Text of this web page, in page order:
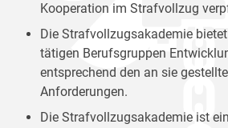
Kooperation im Strafvollzug
Die Strafvollzugsakademie
tätigen Berufsgruppen
entsprechend den an sie
Anforderungen.
Die Strafvollzugsakademie ist